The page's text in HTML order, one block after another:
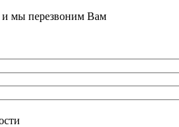
и мы перезвоним Вам